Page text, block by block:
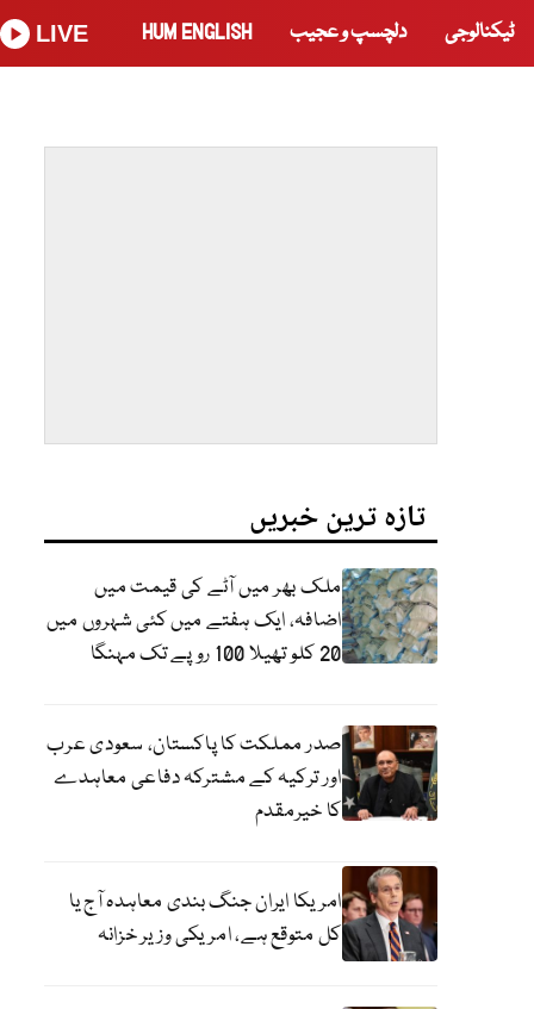
ٹیکنالوجی دلچسپ و عجیب HUM ENGLISH
LIVE
تازہ ترین خبریں
ملک بھر میں آٹے کی قیمت میں
اضافہ، ایک ہفتے میں کئی شہروں میں
20 کلو تھیلا 100 روپے تک مہنگا
صدر مملکت کا پاکستان، سعودی عرب
اور ترکیہ کے مشترکہ دفاعی معاہدے
کا خیرمقدم
امریکا ایران جنگ بندی معاہدہ آج یا
کل متوقع ہے، امریکی وزیر خزانہ